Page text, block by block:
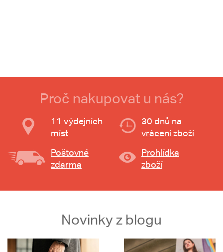
Proč nakupovat u nás?
11 výdejních
míst
30 dnů na
vrácení zboží
Poštovné
zdarma
Prohlídka
zboží
Novinky z blogu